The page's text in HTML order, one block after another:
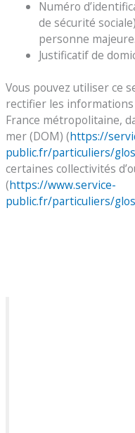
Numéro
de sécurité
personne majeure.
Justificatif de
Vous pouvez utiliser ce
rectifier les informations
France métropolitaine,
mer (DOM) (https://
public.fr/particuliers/
certaines collectivités
(https://www.service-
public.fr/particuliers/